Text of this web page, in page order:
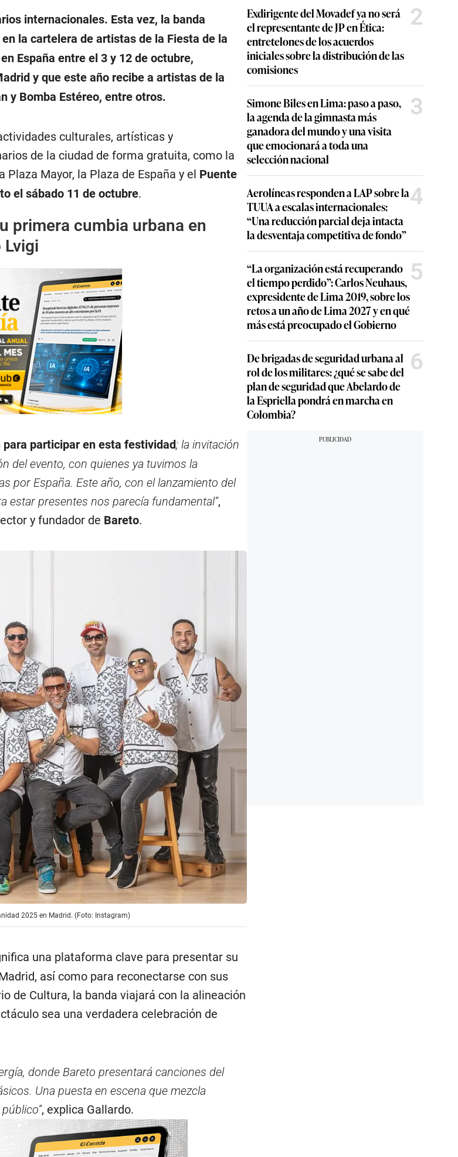
internacionales. Esta vez, la banda
la cartelera de artistas de la Fiesta de la
España entre el 3 y 12 de octubre,
y que este año recibe a artistas de la
y Bomba Estéreo, entre otros.
culturales, artísticas y
de la ciudad de forma gratuita, como la
Plaza Mayor, la Plaza de España y el Puente
el sábado 11 de octubre.
primera cumbia urbana en
participar en esta festividad; la invitación
del evento, con quienes ya tuvimos la
por España. Este año, con el lanzamiento del
estar presentes nos parecía fundamental”,
y fundador de Bareto.
2025 en Madrid. (Foto: Instagram)
una plataforma clave para presentar su
así como para reconectarse con sus
de Cultura, la banda viajará con la alineación
sea una verdadera celebración de
donde Bareto presentará canciones del
Una puesta en escena que mezcla
, explica Gallardo.
Exdirigente del Movadef ya no será
el representante de JP en Ética:
entretelones de los acuerdos
iniciales sobre la distribución de las
comisiones
2
Simone Biles en Lima: paso a paso,
la agenda de la gimnasta más
ganadora del mundo y una visita
que emocionará a toda una
selección nacional
3
Aerolíneas responden a LAP sobre la
TUUA a escalas internacionales:
“Una reducción parcial deja intacta
la desventaja competitiva de fondo”
4
“La organización está recuperando
el tiempo perdido”: Carlos Neuhaus,
expresidente de Lima 2019, sobre los
retos a un año de Lima 2027 y en qué
más está preocupado el Gobierno
5
De brigadas de seguridad urbana al
rol de los militares: ¿qué se sabe del
plan de seguridad que Abelardo de
la Espriella pondrá en marcha en
Colombia?
6